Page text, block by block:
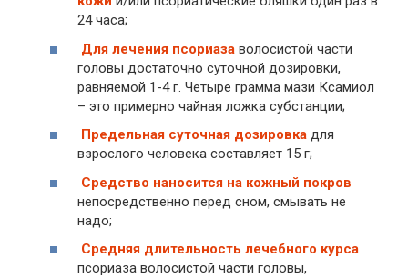
24 часа;
Для лечения псориаза волосистой части
головы достаточно суточной дозировки,
равняемой 1-4 г. Четыре грамма мази Ксамиол
– это примерно чайная ложка субстанции;
Предельная суточная дозировка для
взрослого человека составляет 15 г;
Средство наносится на кожный покров
непосредственно перед сном, смывать не
надо;
Средняя длительность лечебного курса
псориаза волосистой части головы,